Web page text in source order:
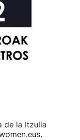
de la Itzulia